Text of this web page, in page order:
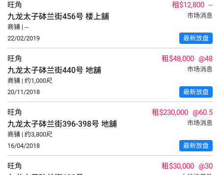
旺角 租$12,800 --
九龙太子砵兰街456号 楼上舖
市场消息
商铺 | --
22/02/2019
最新放盘
旺角 租$48,000 @48
九龙太子砵兰街440号 地舖
市场消息
商铺 | 约1,000尺
20/11/2018
最新放盘
旺角 租$230,000 @60.5
九龙太子砵兰街396-398号 地舖
市场消息
商铺 | 约3,800尺
16/04/2018
最新放盘
旺角 租$30,000 @30